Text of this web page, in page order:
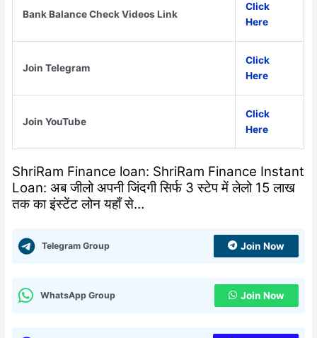
Bank Balance Check Videos Link
Click
Here
Join Telegram
Click
Here
Join YouTube
Click
Here
ShriRam Finance loan: ShriRam Finance Instant
Loan: अब जीलो अपनी जिंदगी सिर्फ 3 स्टेप में लेलो 15 लाख
तक का इंस्टेंट लोन यहाँ से…
Telegram Group Join Now
WhatsApp Group Join Now